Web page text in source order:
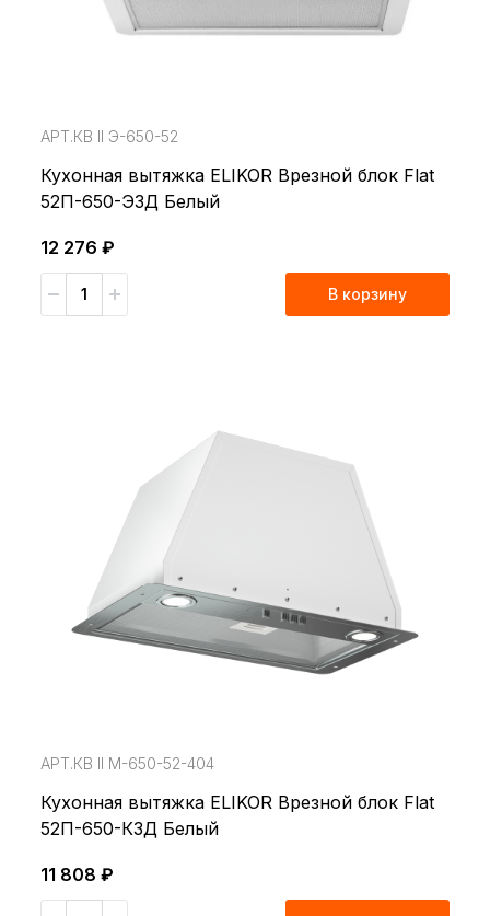
АРТ.КВ ll Э-650-52
Кухонная вытяжка ELIKOR Врезной блок Flat
52П-650-ЭЗД Белый
12 276 ₽
В корзину
АРТ.КВ ll М-650-52-404
Кухонная вытяжка ELIKOR Врезной блок Flat
52П-650-КЗД Белый
11 808 ₽